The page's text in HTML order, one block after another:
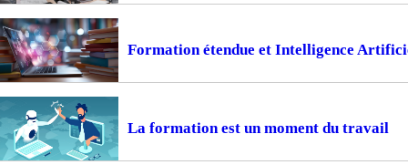
Formation étendue et Intelligence
La formation est un moment du travail